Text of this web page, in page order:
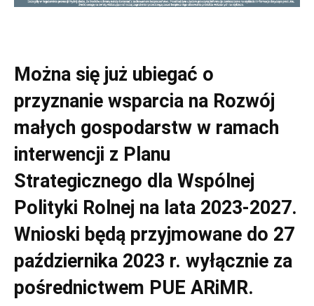
Można się już ubiegać o
przyznanie wsparcia na Rozwój
małych gospodarstw w ramach
interwencji z Planu
Strategicznego dla Wspólnej
Polityki Rolnej na lata 2023-2027.
Wnioski będą przyjmowane do 27
października 2023 r. wyłącznie za
pośrednictwem PUE ARiMR.